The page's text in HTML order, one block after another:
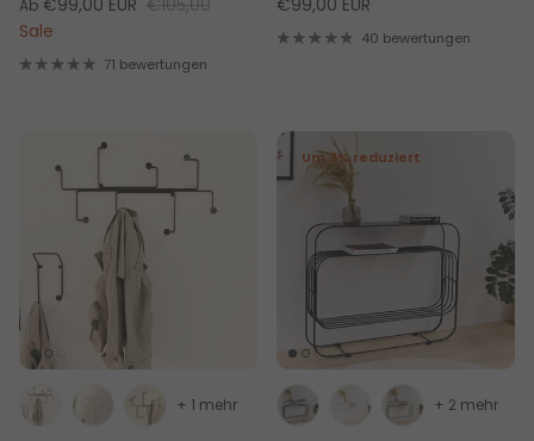
Ab €99,00 EUR €105,00
Sale
71 bewertungen
€99,00 EUR
40 bewertungen
+ 1 mehr
Um 3% reduziert
+ 2 mehr